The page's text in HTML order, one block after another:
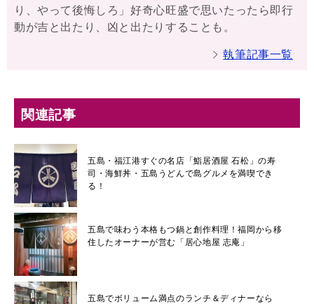
り、やって後悔しろ」好奇心旺盛で思いたったら即行
動が吉と出たり、凶と出たりすることも。
執筆記事一覧
関連記事
五島・福江港すぐの名店「鮨居酒屋 石松」の寿
司・海鮮丼・五島うどんで島グルメを満喫でき
る！
五島で味わう本格もつ鍋と創作料理！福岡から移
住したオーナーが営む「居心地屋 志庵」
五島でボリューム満点のランチ＆ディナーなら